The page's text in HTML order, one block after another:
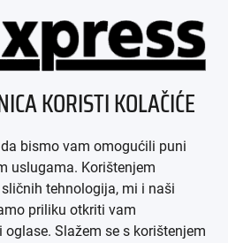
UNS
AGB
KORISTI KOLAČIĆE
bismo vam omogućili puni
uslugama. Korištenjem
tehnologija, mi i naši
priliku otkriti vam
Slažem se s korištenjem